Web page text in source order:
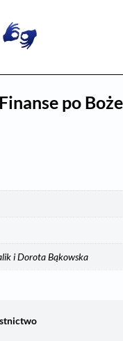
po
i Dorota Bąkowska